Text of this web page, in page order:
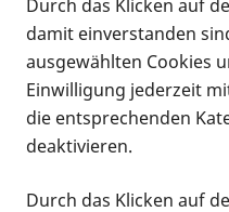
Durch das Klicken auf
damit einverstanden
ausgewählten Cookies
Einwilligung jederzeit
die entsprechenden
deaktivieren.
Durch das Klicken auf